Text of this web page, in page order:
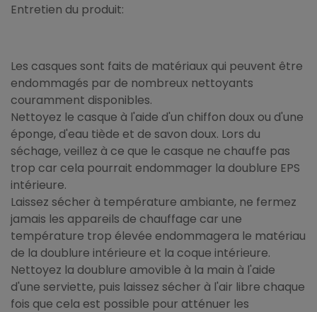
Entretien du produit:
Les casques sont faits de matériaux qui peuvent être
endommagés par de nombreux nettoyants
couramment disponibles.
Nettoyez le casque à l'aide d'un chiffon doux ou d'une
éponge, d'eau tiède et de savon doux. Lors du
séchage, veillez à ce que le casque ne chauffe pas
trop car cela pourrait endommager la doublure EPS
intérieure.
Laissez sécher à température ambiante, ne fermez
jamais les appareils de chauffage car une
température trop élevée endommagera le matériau
de la doublure intérieure et la coque intérieure.
Nettoyez la doublure amovible à la main à l'aide
d'une serviette, puis laissez sécher à l'air libre chaque
fois que cela est possible pour atténuer les